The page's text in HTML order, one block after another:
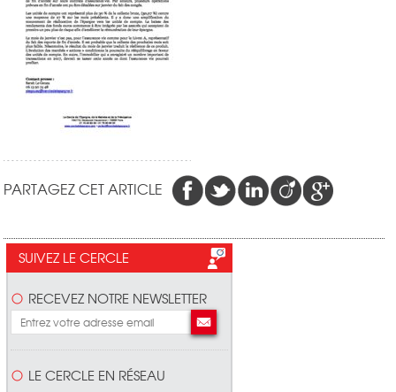
PARTAGEZ CET ARTICLE
SUIVEZ LE CERCLE
RECEVEZ NOTRE NEWSLETTER
LE CERCLE EN RÉSEAU